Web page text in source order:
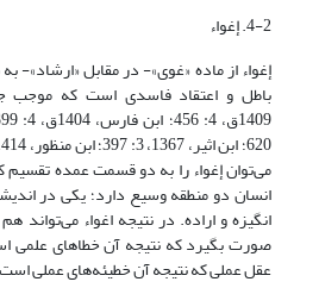
4-2. إغواء
إغواء از ماده «غوی»- در مقابل «ارشاد»-
باطل و اعتقاد فاسدی است که موجب
می‌توان إغواء را به دو قسمت عمده تقسیم
انسان دو منطقه وسیع دارد؛ یکی در
انگیزه و اراده. در نتیجه اغواء
صورت بگیرد که نتیجه آن خطاهای علمی
عقل عملی که نتیجه آن خطیئه‌های عملی